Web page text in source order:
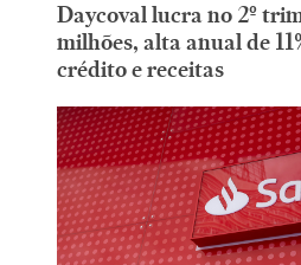
Daycoval lucra no 2º
milhões, alta anual de
crédito e receitas